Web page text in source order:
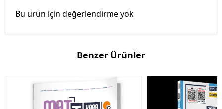
Bu ürün için değerlendirme yok
Benzer Ürünler